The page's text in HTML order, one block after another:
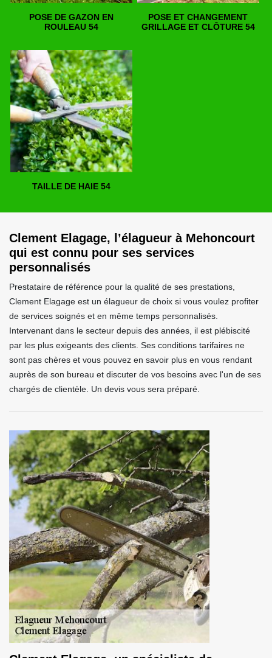
POSE DE GAZON EN
ROULEAU 54
POSE ET CHANGEMENT
GRILLAGE ET CLÔTURE 54
TAILLE DE HAIE 54
Clement Elagage, l’élagueur à Mehoncourt
qui est connu pour ses services
personnalisés
Prestataire de référence pour la qualité de ses prestations,
Clement Elagage est un élagueur de choix si vous voulez profiter
de services soignés et en même temps personnalisés.
Intervenant dans le secteur depuis des années, il est plébiscité
par les plus exigeants des clients. Ses conditions tarifaires ne
sont pas chères et vous pouvez en savoir plus en vous rendant
auprès de son bureau et discuter de vos besoins avec l'un de ses
chargés de clientèle. Un devis vous sera préparé.